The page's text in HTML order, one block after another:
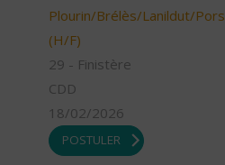
Plourin/Brélès/Lanildut/
(H/F)
29 - Finistère
CDD
18/02/2026
POSTULER